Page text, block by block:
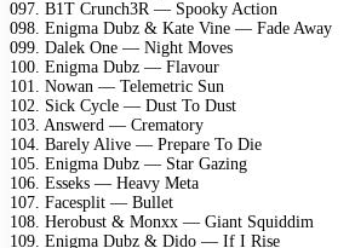
097. B1T Crunch3R — Spooky Action
098. Enigma Dubz & Kate Vine — Fade Away
099. Dalek One — Night Moves
100. Enigma Dubz — Flavour
101. Nowan — Telemetric Sun
102. Sick Cycle — Dust To Dust
103. Answerd — Crematory
104. Barely Alive — Prepare To Die
105. Enigma Dubz — Star Gazing
106. Esseks — Heavy Meta
107. Facesplit — Bullet
108. Herobust & Monxx — Giant Squiddim
109. Enigma Dubz & Dido — If I Rise